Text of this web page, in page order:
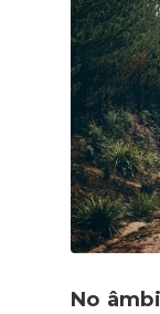
No